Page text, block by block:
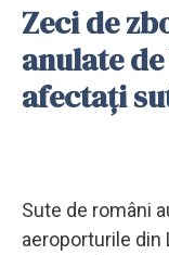
Zeci de
anulate
afectați
Sute de români
aeroporturile din